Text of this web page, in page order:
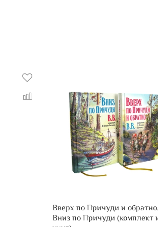
Вверх по Причуди и обратно.
Вниз по Причуди (комплект